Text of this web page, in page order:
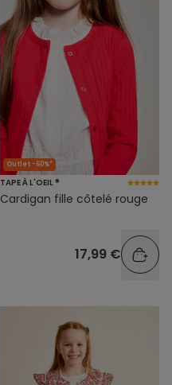
Outlet -60%*
TAPE À L'OEIL ®
Cardigan fille côtelé rouge
17,99 €